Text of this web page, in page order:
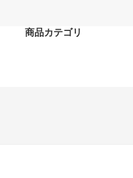
商品カテゴリ